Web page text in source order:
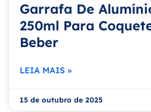
Garrafa De
250ml Para
Beber
LEIA MAIS »
15 de outubro de 2025